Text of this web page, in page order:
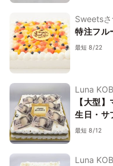
Sweetsさ
特注フ
最短 8/22
Luna
【大型
生日・サ
最短 8/12
Luna